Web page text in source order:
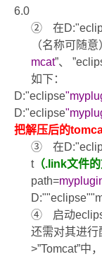
6.0
②
在
（名称可随
mcat”、
如下：
D:"eclipse
D:"eclipse
把解压后的
③
在
t（.link文件
path=
④
启动
还需对其进行
>”Tomcat”中